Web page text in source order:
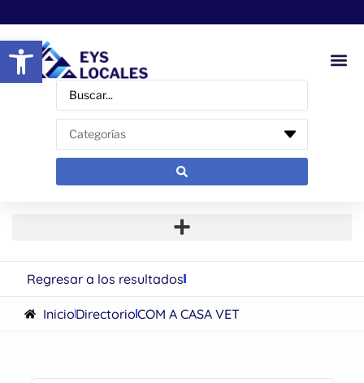
Abrir barra de herramientas
Regresar a los resultados
InicioDirectorioCOM A CASA VET